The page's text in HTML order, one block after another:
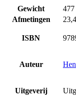
Gewicht
477
Afmetingen
ISBN
Auteur
Uitgeverij